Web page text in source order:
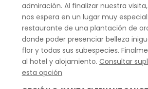
admiración. Al finalizar nuestra
nos espera en un lugar muy
restaurante de una plantación de
donde poder presenciar belleza
flor y todas sus subespecies.
al hotel y alojamiento. Consultar
esta opción